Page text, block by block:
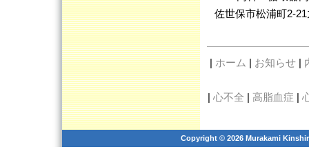
佐世保市松浦町2-
| ホーム | お知らせ |
| 心不全 | 高脂血症 |
Copyright © 2026 Murakami